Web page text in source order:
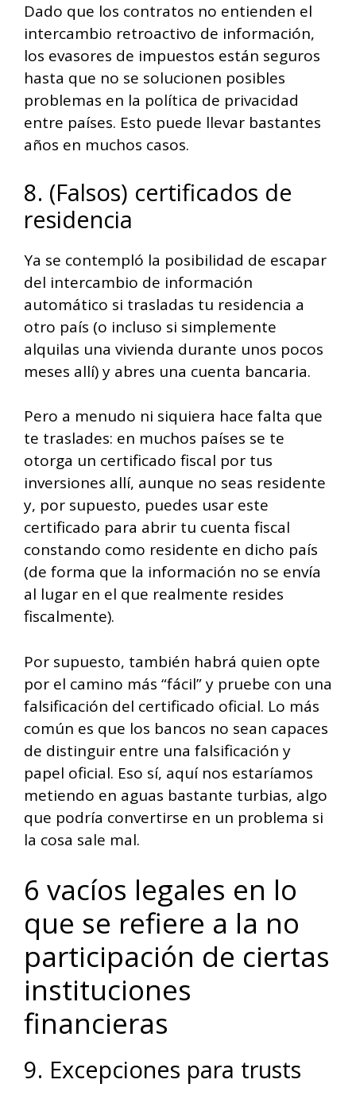
Dado que los contratos no entienden el
intercambio retroactivo de información,
los evasores de impuestos están seguros
hasta que no se solucionen posibles
problemas en la política de privacidad
entre países. Esto puede llevar bastantes
años en muchos casos.
8. (Falsos) certificados de
residencia
Ya se contempló la posibilidad de escapar
del intercambio de información
automático si trasladas tu residencia a
otro país (o incluso si simplemente
alquilas una vivienda durante unos pocos
meses allí) y abres una cuenta bancaria.
Pero a menudo ni siquiera hace falta que
te traslades: en muchos países se te
otorga un certificado fiscal por tus
inversiones allí, aunque no seas residente
y, por supuesto, puedes usar este
certificado para abrir tu cuenta fiscal
constando como residente en dicho país
(de forma que la información no se envía
al lugar en el que realmente resides
fiscalmente).
Por supuesto, también habrá quien opte
por el camino más “fácil” y pruebe con una
falsificación del certificado oficial. Lo más
común es que los bancos no sean capaces
de distinguir entre una falsificación y
papel oficial. Eso sí, aquí nos estaríamos
metiendo en aguas bastante turbias, algo
que podría convertirse en un problema si
la cosa sale mal.
6 vacíos legales en lo
que se refiere a la no
participación de ciertas
instituciones
financieras
9. Excepciones para trusts